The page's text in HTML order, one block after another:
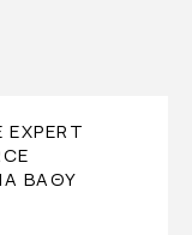
EXPERT
ΒΑΘΎ